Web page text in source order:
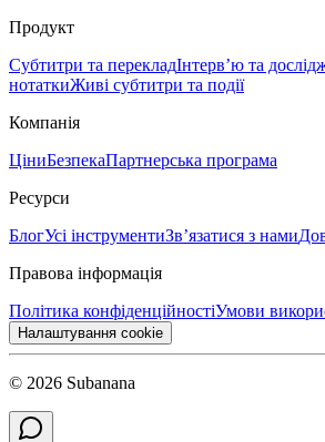
Продукт
Субтитри та перекладІнтерв’ю та
нотаткиЖиві субтитри та події
Компанія
ЦіниБезпекаПартнерська програма
Ресурси
БлогУсі інструментиЗв’язатися з нами
Правова інформація
Політика конфіденційностіУмови
Налаштування cookie
© 2026 Subanana